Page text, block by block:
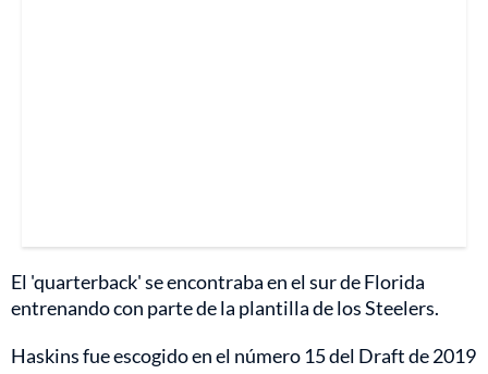
El 'quarterback' se encontraba en el sur de Florida
entrenando con parte de la plantilla de los Steelers.
Haskins fue escogido en el número 15 del Draft de 2019